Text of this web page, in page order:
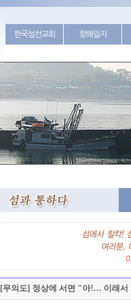
한국섬선교회 항해일지
[무의도] 정상에 서면 "아!… 이래서